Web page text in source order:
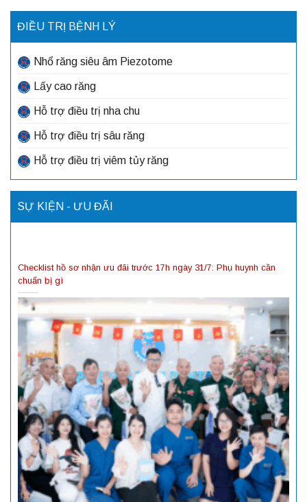
ĐIỀU TRỊ BỆNH LÝ
Nhổ răng siêu âm Piezotome
Lấy cao răng
Hỗ trợ điều trị nha chu
Hỗ trợ điều trị sâu răng
Hỗ trợ điều trị viêm tủy răng
SỰ KIỆN - ƯU ĐÃI
Checklist hồ sơ nhận ưu đãi trước 17h ngày 31/7: Phụ huynh cần
chuẩn bị gì